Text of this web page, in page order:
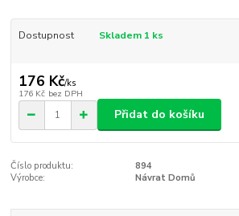
Dostupnost Skladem 1 ks
176 Kč/ks
176 Kč bez DPH
Přidat do košíku
Číslo produktu:
894
Výrobce:
Návrat Domů